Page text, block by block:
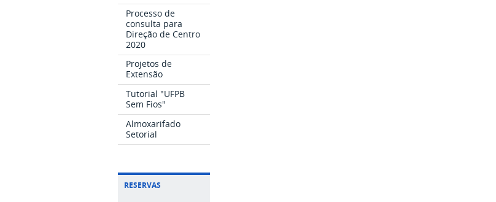
Processo de
consulta para
Direção de Centro
2020
Projetos de
Extensão
Tutorial "UFPB
Sem Fios"
Almoxarifado
Setorial
RESERVAS